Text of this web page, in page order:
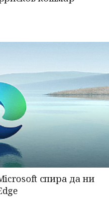
спира да ни